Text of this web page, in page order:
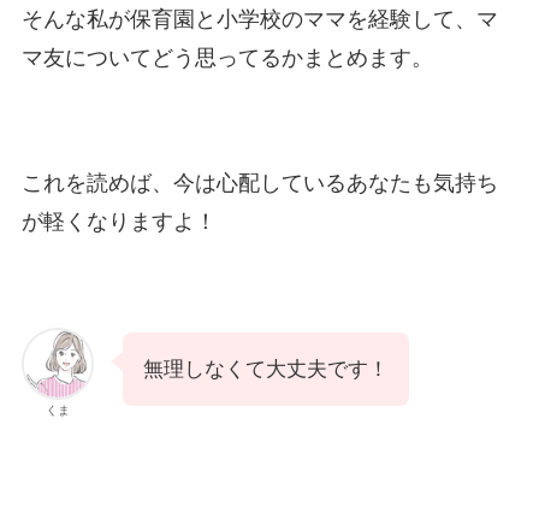
そんな私が保育園と小学校のママを経験して、マ
マ友についてどう思ってるかまとめます。
これを読めば、今は心配しているあなたも気持ち
が軽くなりますよ！
くま
無理しなくて大丈夫です！